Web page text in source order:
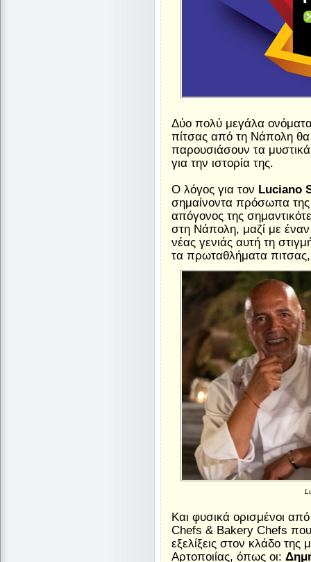
Δύο πολύ μεγάλα ονόματα
πίτσας από τη Νάπολη
παρουσιάσουν τα μυστικά
για την ιστορία της.
Ο λόγος για τον Luciano
σημαίνοντα πρόσωπα της
απόγονος της
στη Νάπολη, μαζί με
νέας γενιάς αυτή τη
τα πρωταθλήματα
Και φυσικά ορισμένοι
Chefs & Bakery Chefs που
εξελίξεις στον κλάδο της
Αρτοποιίας, όπως οι: